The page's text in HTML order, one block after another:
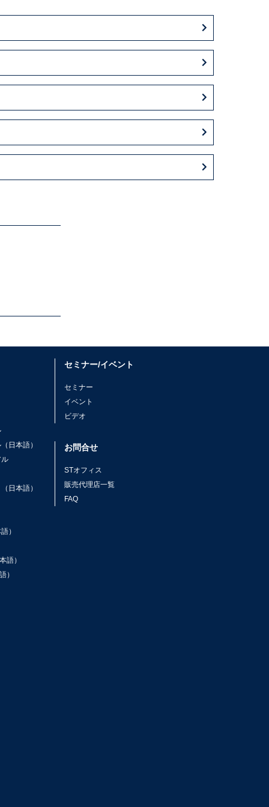
日本語）
日本語）
）
語）
）
セミナー/イベント
セミナー
イベント
ビデオ
お問合せ
STオフィス
販売代理店一覧
FAQ